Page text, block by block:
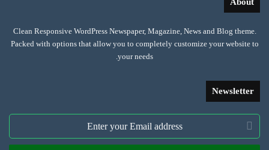
Clean Responsive WordPress Newspaper, Magazine, News and Blog theme.
Packed with options that allow you to completely customize your website to
your needs.
Newsletter
your
Email